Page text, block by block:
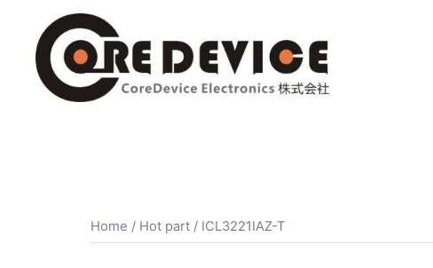
Home / Hot part / ICL3221IAZ-T